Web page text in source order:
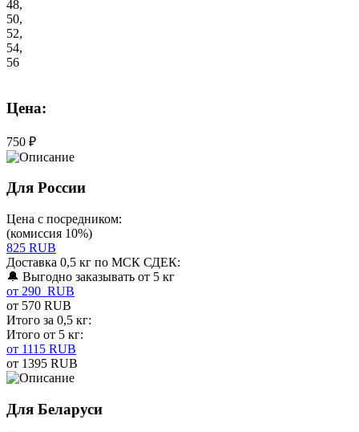
48,
50,
52,
54,
56
Цена:
750 ₽
Для России
Цена с посредником:
(комиссия 10%)
825 RUB
Доставка 0,5 кг по МСК СДЕК:
🔔 Выгодно заказывать от 5 кг
от 290 RUB
от 570 RUB
Итого за 0,5 кг:
Итого от 5 кг:
от 1115 RUB
от 1395 RUB
Для Беларуси